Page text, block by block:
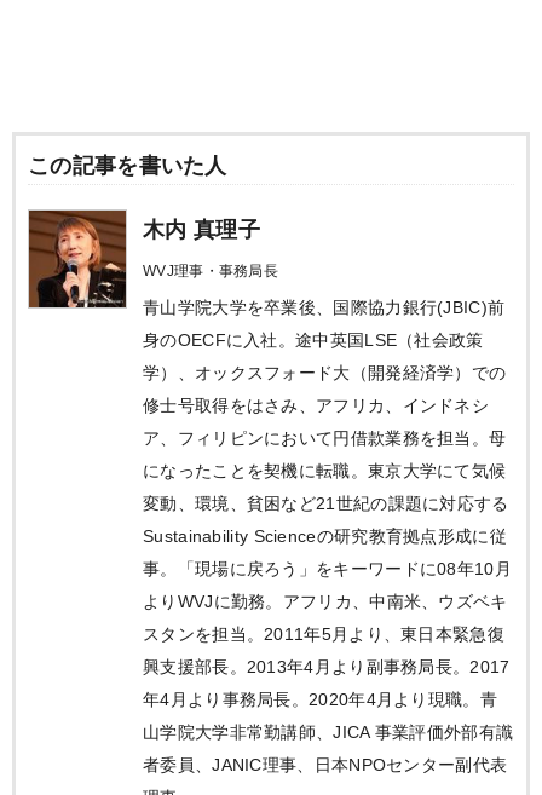
この記事を書いた人
木内 真理子
WVJ理事・事務局長
青山学院大学を卒業後、国際協力銀行(JBIC)前
身のOECFに入社。途中英国LSE（社会政策
学）、オックスフォード大（開発経済学）での
修士号取得をはさみ、アフリカ、インドネシ
ア、フィリピンにおいて円借款業務を担当。母
になったことを契機に転職。東京大学にて気候
変動、環境、貧困など21世紀の課題に対応する
Sustainability Scienceの研究教育拠点形成に従
事。「現場に戻ろう」をキーワードに08年10月
よりWVJに勤務。アフリカ、中南米、ウズベキ
スタンを担当。2011年5月より、東日本緊急復
興支援部長。2013年4月より副事務局長。2017
年4月より事務局長。2020年4月より現職。青
山学院大学非常勤講師、JICA 事業評価外部有識
者委員、JANIC理事、日本NPOセンター副代表